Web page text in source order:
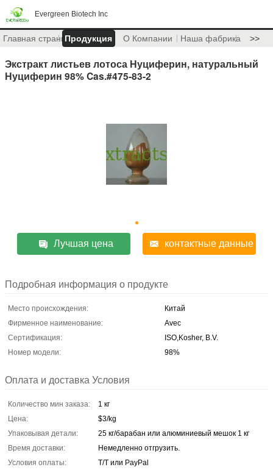
Evergreen Biotech Inc
Главная страницаПродукция О Компании Наша фабрика >>
Экстракт листьев лотоса Нуциферин, натуральный
Нуциферин 98% Cas.#475-83-2
Лучшая цена контактные данные
Подробная информация о продукте
Место происхождения:
Китай
Фирменное наименование:
Avec
Сертификация:
ISO,Kosher, B.V.
Номер модели:
98%
Оплата и доставка Условия
Количество мин заказа:
1 кг
Цена:
$3/kg
Упаковывая детали:
25 кг/барабан или алюминиевый мешок 1 кг
Время доставки:
Немедленно отгрузить.
Условия оплаты:
T/T или PayPal